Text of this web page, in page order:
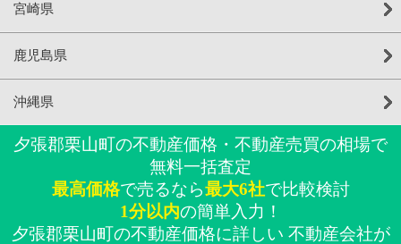
宮崎県
鹿児島県
沖縄県
夕張郡栗山町の不動産価格・不動産売買の相場で
無料一括査定
最高価格で売るなら最大6社で比較検討
1分以内の簡単入力！
夕張郡栗山町の不動産価格に詳しい 不動産会社が